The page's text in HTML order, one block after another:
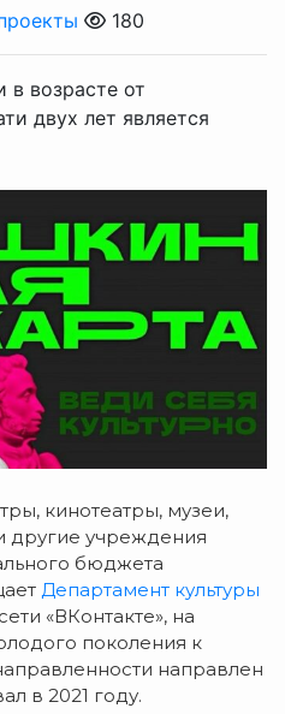
180
возрасте от
двух лет является
кинотеатры, музеи,
другие учреждения
бюджета
Департамент культуры
«ВКонтакте», на
поколения к
направлен
в 2021 году.